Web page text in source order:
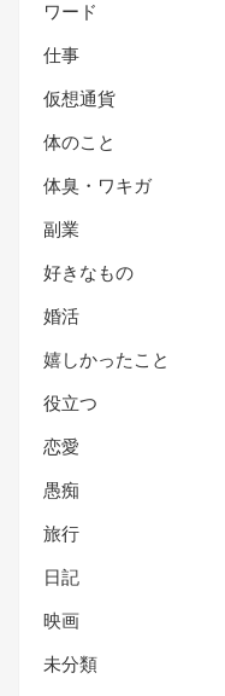
ワード
仕事
仮想通貨
体のこと
体臭・ワキガ
副業
好きなもの
婚活
嬉しかったこと
役立つ
恋愛
愚痴
旅行
日記
映画
未分類